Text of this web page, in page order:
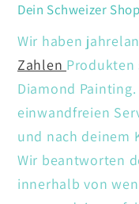
Dein Schweizer
Wir haben
Zahlen
Diamond
einwandfreien
und nach deinem
Wir beantworten
innerhalb von